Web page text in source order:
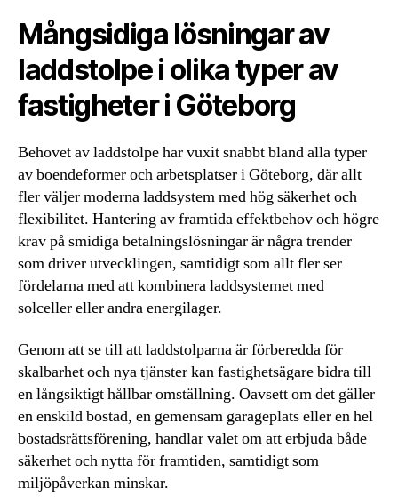
Mångsidiga lösningar av
laddstolpe i olika typer av
fastigheter i Göteborg
Behovet av laddstolpe har vuxit snabbt bland alla typer
av boendeformer och arbetsplatser i Göteborg, där allt
fler väljer moderna laddsystem med hög säkerhet och
flexibilitet. Hantering av framtida effektbehov och högre
krav på smidiga betalningslösningar är några trender
som driver utvecklingen, samtidigt som allt fler ser
fördelarna med att kombinera laddsystemet med
solceller eller andra energilager.
Genom att se till att laddstolparna är förberedda för
skalbarhet och nya tjänster kan fastighetsägare bidra till
en långsiktigt hållbar omställning. Oavsett om det gäller
en enskild bostad, en gemensam garageplats eller en hel
bostadsrättsförening, handlar valet om att erbjuda både
säkerhet och nytta för framtiden, samtidigt som
miljöpåverkan minskar.